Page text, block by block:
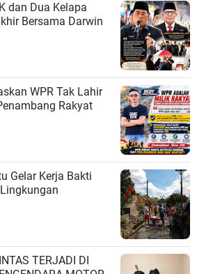
dan Dua Kelapa
Bersama Darwin
WPR Tak Lahir
Rakyat
Gelar Kerja Bakti
TERJADI DI